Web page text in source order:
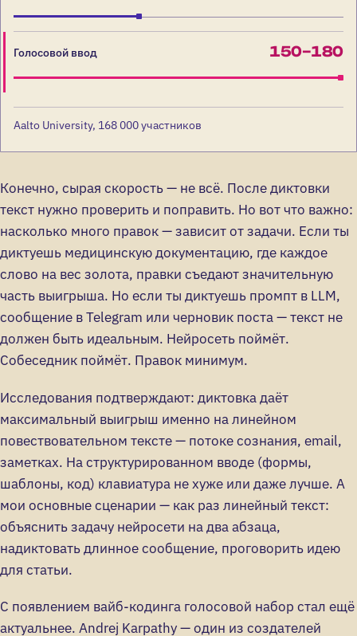
Голосовой ввод 150–180
Aalto University, 168 000 участников
Конечно, сырая скорость — не всё. После диктовки
текст нужно проверить и поправить. Но вот что важно:
насколько много правок — зависит от задачи. Если ты
диктуешь медицинскую документацию, где каждое
слово на вес золота, правки съедают значительную
часть выигрыша. Но если ты диктуешь промпт в LLM,
сообщение в Telegram или черновик поста — текст не
должен быть идеальным. Нейросеть поймёт.
Собеседник поймёт. Правок минимум.
Исследования подтверждают: диктовка даёт
максимальный выигрыш именно на линейном
повествовательном тексте — потоке сознания, email,
заметках. На структурированном вводе (формы,
шаблоны, код) клавиатура не хуже или даже лучше. А
мои основные сценарии — как раз линейный текст:
объяснить задачу нейросети на два абзаца,
надиктовать длинное сообщение, проговорить идею
для статьи.
С появлением вайб-кодинга голосовой набор стал ещё
актуальнее. Andrej Karpathy — один из создателей